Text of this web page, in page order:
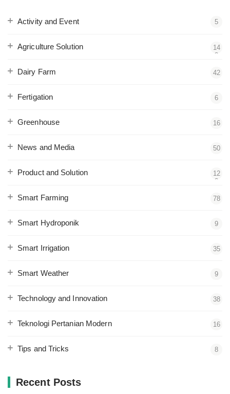
Activity and Event 5
Agriculture Solution
14
3
Dairy Farm 42
Fertigation 6
Greenhouse 16
News and Media 50
Product and Solution
12
2
Smart Farming 78
Smart Hydroponik 9
Smart Irrigation 35
Smart Weather 9
Technology and Innovation 38
Teknologi Pertanian Modern 16
Tips and Tricks 8
Recent Posts